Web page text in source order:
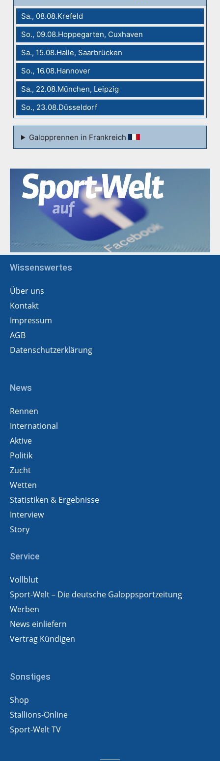
Sa., 08.08.Krefeld
So., 09.08.Hoppegarten, Cuxhaven
Sa., 15.08.Halle, Saarbrücken
So., 16.08.Hannover
Sa., 22.08.München, Leipzig
So., 23.08.Düsseldorf
Galopprennen in Frankreich
Wissenswertes
Über uns
Kontakt
Impressum
AGB
Datenschutzerklärung
News
Rennen
International
Aktive
Politik
Zucht
Wetten
Statistiken & Ergebnisse
Interview
Story
Service
Vollblut
Sport-Welt – Die deutsche Galoppsportzeitung
Werben
News einliefern
Vertrag Kündigen
Sonstiges
Shop
Stallions-Online
Sport-Welt TV